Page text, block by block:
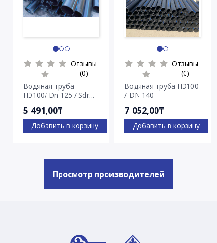
Отзывы
(0)
Водяная труба
ПЭ100/ Dn 125 / Sdr
5 491,00₸
Добавить в корзину
Отзывы
(0)
Водяная труба ПЭ100
/ DN 140
7 052,00₸
Добавить в корзину
Просмотр производителей